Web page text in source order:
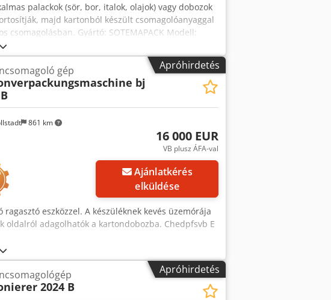
palackok (sör, bor, italok, olajok) vagy dobozok
majd kartonból készült csomagolóanyaggal
csomagolásban. Gyártó: SOTEMAPACK Modell:
Teljesítmény: akár 720 csomag/óra (12
Műszaki állapot: használt gép, a
állapot.
Apróhirdetés
861 km
gép
bj
16 000 EUR
VB plusz ÁFA-val
Ajánlatkérés
elküldése
eszközzel. A készüléknek kevés üzemórája
oldalról adagolhatók a kartondobozba. Chedpfsvb E
Apróhirdetés
2024 B